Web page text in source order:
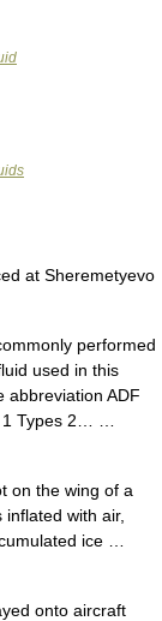
at Sheremetyevo
performed
used in this
abbreviation ADF
1 Types 2… …
on the wing of a
with air,
ice …
onto aircraft